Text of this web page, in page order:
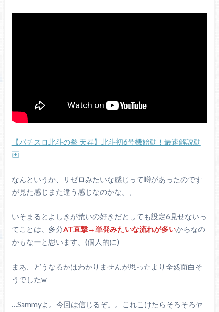
【パチスロ北斗の拳 天昇】北斗初6号機始動！最速解説動
画
なんというか、リゼロみたいな感じって噂があったのです
が見た感じまた違う感じなのかな。。
いそまるとよしきが荒いの好きだとしても設定6見せないっ
てことは、多分AT直撃→単発みたいな流れが多いからなの
かもなーと思います。(個人的に)
まあ、どうなるかはわかりませんが思ったより全然面白そ
うでしたw
…Sammyよ。今回は信じるぞ。。これこけたらそろそろヤ